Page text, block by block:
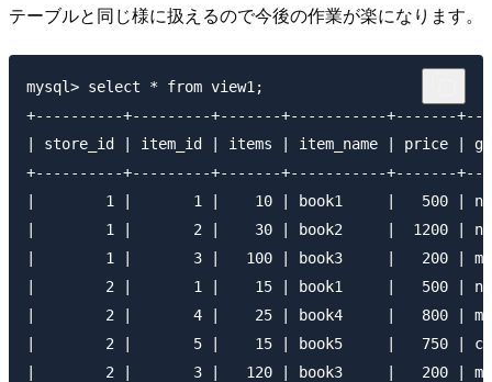
テーブルと同じ様に扱えるので今後の作業が楽になります。
mysql> select * from view1;
+----------+---------+-------+-----------+-------
| store_id | item_id | items | item_name | price |
+----------+---------+-------+-----------+-------
|        1 |       1 |    10 | book1     |   500 |
|        1 |       2 |    30 | book2     |  1200 |
|        1 |       3 |   100 | book3     |   200 |
|        2 |       1 |    15 | book1     |   500 |
|        2 |       4 |    25 | book4     |   800 |
|        2 |       5 |    15 | book5     |   750 |
|        2 |       3 |   120 | book3     |   200 |